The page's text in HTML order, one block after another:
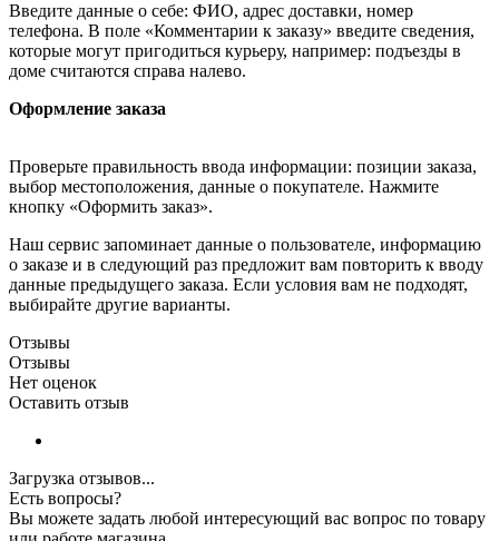
Введите данные о себе: ФИО, адрес доставки, номер
телефона. В поле «Комментарии к заказу» введите сведения,
которые могут пригодиться курьеру, например: подъезды в
доме считаются справа налево.
Оформление заказа
Проверьте правильность ввода информации: позиции заказа,
выбор местоположения, данные о покупателе. Нажмите
кнопку «Оформить заказ».
Наш сервис запоминает данные о пользователе, информацию
о заказе и в следующий раз предложит вам повторить к вводу
данные предыдущего заказа. Если условия вам не подходят,
выбирайте другие варианты.
Отзывы
Отзывы
Нет оценок
Оставить отзыв
Загрузка отзывов...
Есть вопросы?
Вы можете задать любой интересующий вас вопрос по товару